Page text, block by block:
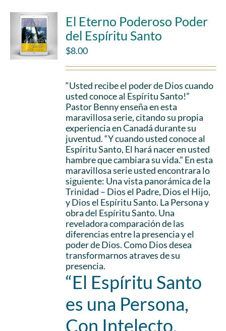
El Eterno Poderoso Poder
del Espíritu Santo
$8.00
“Usted recibe el poder de Dios cuando
usted conoce al Espíritu Santo!”
Pastor Benny enseña en esta
maravillosa serie, citando su propia
experiencia en Canadá durante su
juventud. “Y cuando usted conoce al
Espíritu Santo, El hará nacer en usted
hambre que cambiara su vida.” En esta
maravillosa serie usted encontrara lo
siguiente: Una vista panorámica de la
Trinidad – Dios el Padre, Dios el Hijo,
y Dios el Espíritu Santo. La Persona y
obra del Espíritu Santo. Una
reveladora comparación de las
diferencias entre la presencia y el
poder de Dios. Como Dios desea
transformarnos atraves de su
presencia.
“El Espíritu Santo
es una Persona,
Con Intelecto,